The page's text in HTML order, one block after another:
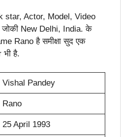
star, Actor, Model, Video
New Delhi, India. के
Rano है समीक्षा सुद एक
है.
Vishal Pandey
Rano
25 April 1993